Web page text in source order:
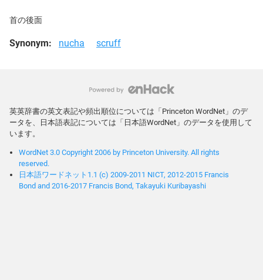
首の後面
Synonym: nucha scruff
英英辞書の英文表記や頻出順位については「Princeton WordNet」のデ
ータを、日本語表記については「日本語WordNet」のデータを使用して
います。
WordNet 3.0 Copyright 2006 by Princeton University. All rights
reserved.
日本語ワードネット1.1 (c) 2009-2011 NICT, 2012-2015 Francis
Bond and 2016-2017 Francis Bond, Takayuki Kuribayashi